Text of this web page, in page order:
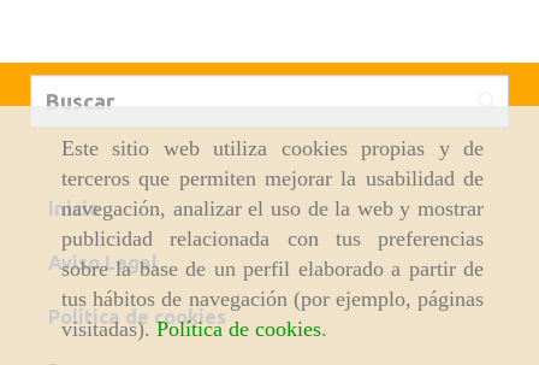
Este sitio web utiliza cookies propias y de
terceros que permiten mejorar la usabilidad de
navegación, analizar el uso de la web y mostrar
publicidad relacionada con tus preferencias
sobre la base de un perfil elaborado a partir de
tus hábitos de navegación (por ejemplo, páginas
visitadas).Política de cookies.
Inicio
Aviso Legal
Política de cookies